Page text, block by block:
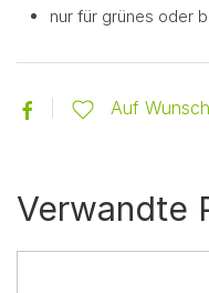
nur für grünes oder
Auf
Verwandte